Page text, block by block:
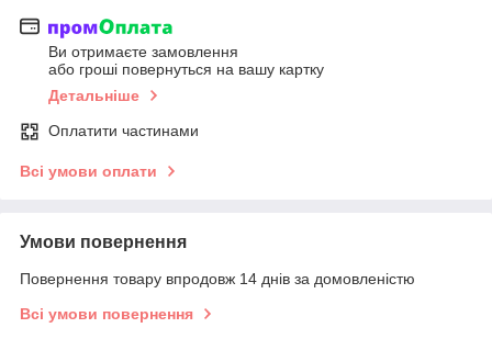
Ви отримаєте замовлення
або гроші повернуться на вашу картку
Детальніше
Оплатити частинами
Всі умови оплати
Умови повернення
Повернення товару впродовж 14 днів за домовленістю
Всі умови повернення